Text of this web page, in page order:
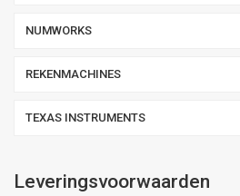
NUMWORKS
REKENMACHINES
TEXAS INSTRUMENTS
Leveringsvoorwaarden